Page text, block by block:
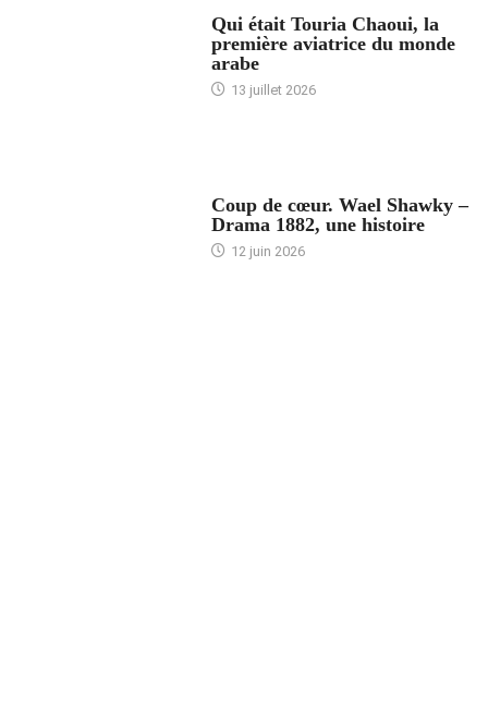
Qui était Touria Chaoui, la
première aviatrice du monde
arabe
13 juillet 2026
Coup de cœur. Wael Shawky –
Drama 1882, une histoire
12 juin 2026